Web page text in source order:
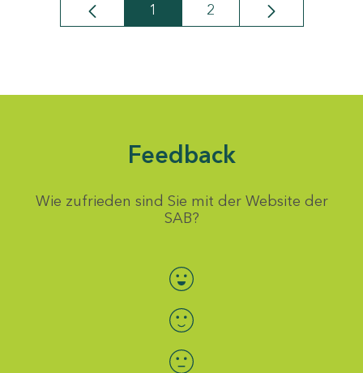
Seite
1 Seite
2
Feedback
Wie zufrieden sind Sie mit der Website der
SAB?
Bewertung auswählen